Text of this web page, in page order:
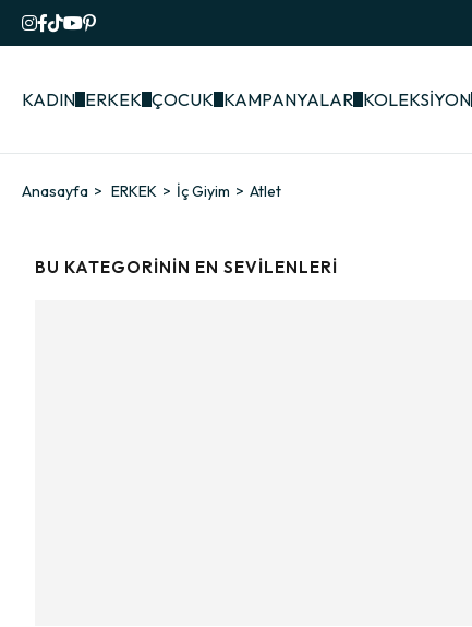
KADIN ERKEK ÇOCUK KAMPANYALAR KOLEKSİYON
Anasayfa ERKEK İç Giyim Atlet
BU KATEGORININ EN SEVILENLERI